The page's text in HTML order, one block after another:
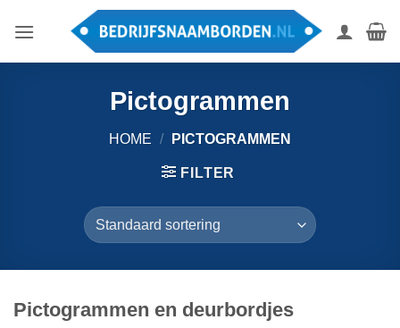
naar
Pictogrammen
HOME / PICTOGRAMMEN
FILTER
Pictogrammen en deurbordjes